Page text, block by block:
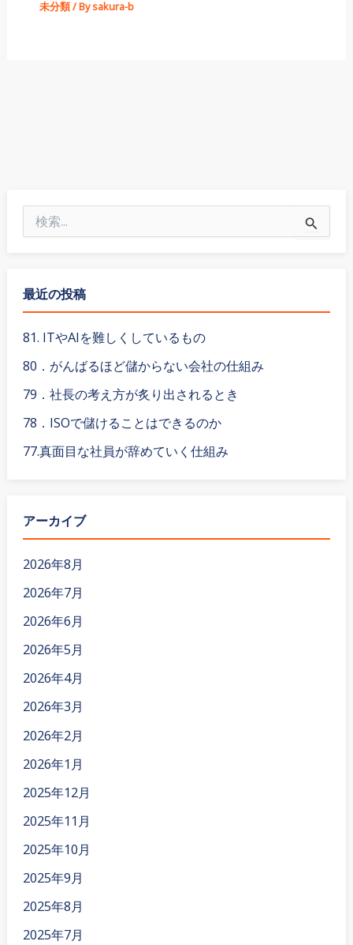
索
最近の投稿
81. ITやAIを難しくしているもの
80．がんばるほど儲からない会社の仕組み
79．社長の考え方が炙り出されるとき
78．ISOで儲けることはできるのか
77.真面目な社員が辞めていく仕組み
アーカイブ
2026年8月
2026年7月
2026年6月
2026年5月
2026年4月
2026年3月
2026年2月
2026年1月
2025年12月
2025年11月
2025年10月
2025年9月
2025年8月
2025年7月
未分類/ Bysakura-b